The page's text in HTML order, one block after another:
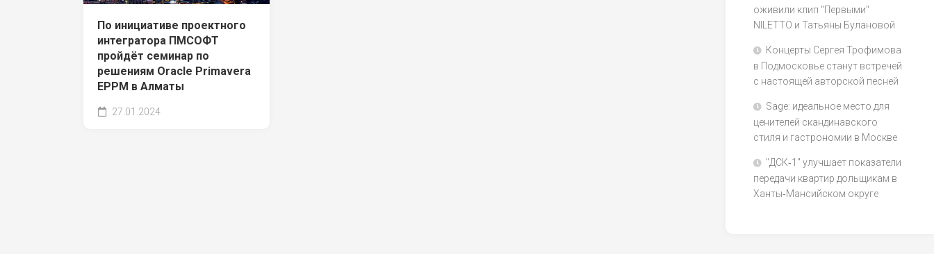
По инициативе проектного
интегратора ПМСОФТ
пройдёт семинар по
решениям Oracle Primavera
EPPM в Алматы
27.01.2024
оживили клип "Первыми"
NILETTO и Татьяны Булановой
Концерты Сергея Трофимова
в Подмосковье станут встречей
с настоящей авторской песней
Sage: идеальное место для
ценителей скандинавского
стиля и гастрономии в Москве
"ДСК‑1" улучшает показатели
передачи квартир дольщикам в
Ханты‑Мансийском округе